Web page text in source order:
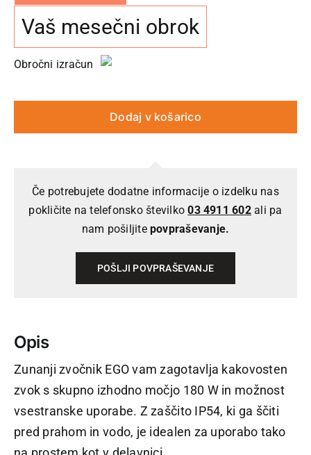
Vaš mesečni obrok
Obročni izračun
Dodaj v košarico
Če potrebujete dodatne informacije o izdelku nas
pokličite na telefonsko številko03 4911 602ali pa
nam pošiljite povpraševanje.
POŠLJI POVPRAŠEVANJE
Opis
Zunanji zvočnik EGO vam zagotavlja kakovosten
zvok s skupno izhodno močjo 180 W in možnost
vsestranske uporabe. Z zaščito IP54, ki ga ščiti
pred prahom in vodo, je idealen za uporabo tako